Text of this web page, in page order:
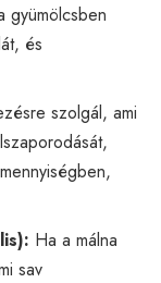
gyümölcsben
és
szolgál, ami
Ha a málna
sav